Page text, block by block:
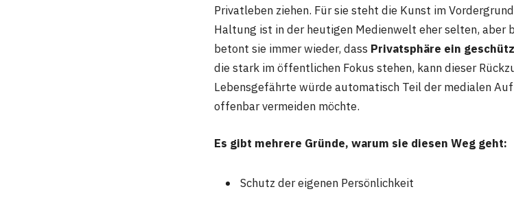
Privatleben ziehen. Für sie steht die Kunst im
Haltung ist in der heutigen Medienwelt eher selten,
betont sie immer wieder, dass Privatsphäre ein
die stark im öffentlichen Fokus stehen, kann dieser
Lebensgefährte würde automatisch Teil der medialen
offenbar vermeiden möchte.
Es gibt mehrere Gründe, warum sie diesen Weg geht:
Schutz der eigenen Persönlichkeit